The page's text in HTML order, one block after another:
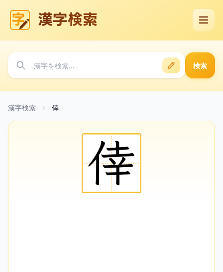
漢字検索
検索
漢字検索 倖